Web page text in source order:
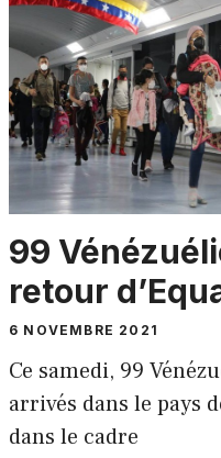
99
retour
6 NOVEMBRE 2021
Ce samedi, 99
arrivés dans le pays
dans le cadre